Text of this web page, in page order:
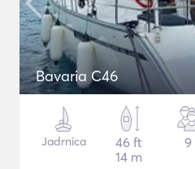
Bavaria C46
Jadrnica
46 ft
14 m
9